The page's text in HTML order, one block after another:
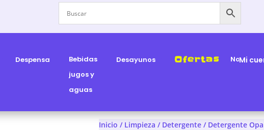
Despensa
Bebidas
jugos y
aguas
Desayunos Ofertas Nosotros
Mi
Inicio / Limpieza / Detergente / Detergente